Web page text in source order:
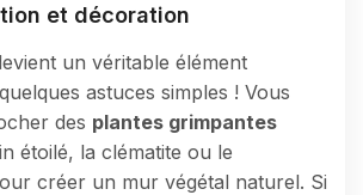
et décoration
un véritable élément
astuces simples ! Vous
des plantes grimpantes
étoilé, la clématite ou le
créer un mur végétal naturel. Si